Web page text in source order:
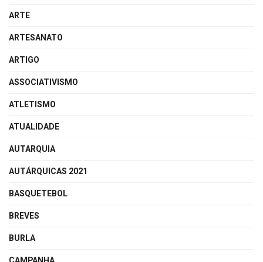
ARTE
ARTESANATO
ARTIGO
ASSOCIATIVISMO
ATLETISMO
ATUALIDADE
AUTARQUIA
AUTÁRQUICAS 2021
BASQUETEBOL
BREVES
BURLA